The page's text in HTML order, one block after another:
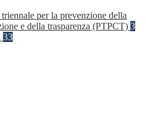
per la prevenzione della
e della trasparenza (PTPCT) 3
33